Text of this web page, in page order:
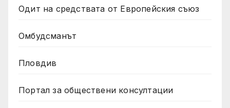
Одит на средствата от Европейския съюз
Омбудсманът
Пловдив
Портал за обществени консултации